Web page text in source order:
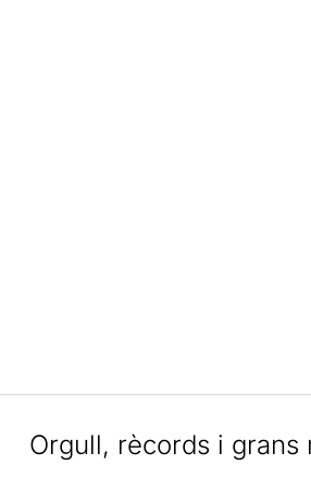
Orgull, rècords i grans